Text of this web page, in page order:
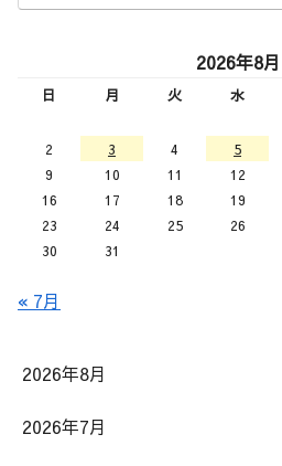
2026年8月
日 月 火 水
2
3 4 5
9
10 11 12
16
17 18 19
23
24 25 26
30
31
« 7月
2026年8月
2026年7月